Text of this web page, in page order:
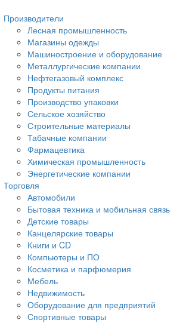
Производители
Лесная промышленность
Магазины одежды
Машиностроение и оборудование
Металлургические компании
Нефтегазовый комплекс
Продукты питания
Производство упаковки
Сельское хозяйство
Строительные материалы
Табачные компании
Фармацевтика
Химическая промышленность
Энергетические компании
Торговля
Автомобили
Бытовая техника и мобильная связь
Детские товары
Канцелярские товары
Книги и CD
Компьютеры и ПО
Косметика и парфюмерия
Мебель
Недвижимость
Оборудование для предприятий
Спортивные товары